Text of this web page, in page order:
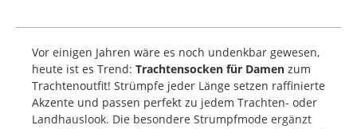
Vor einigen Jahren wäre es noch undenkbar gewesen,
heute ist es Trend: Trachtensocken für Damen zum
Trachtenoutfit! Strümpfe jeder Länge setzen raffinierte
Akzente und passen perfekt zu jedem Trachten- oder
Landhauslook. Die besondere Strumpfmode ergänzt